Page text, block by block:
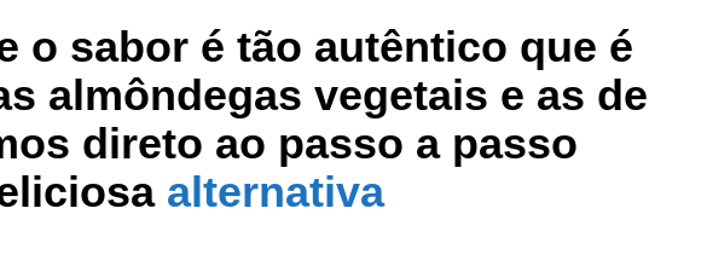
o sabor é tão autêntico que é
almôndegas vegetais e as de
direto ao passo a passo
alternativa